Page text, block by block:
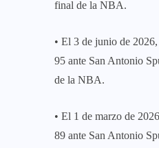
final de la NBA.
• El 3 de junio de
95 ante San Antonio
de la NBA.
• El 1 de marzo de
89 ante San Antonio